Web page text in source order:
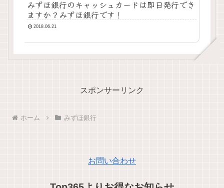
みずほ銀行のキャッシュカードは即日発行でき
ますか？みずほ銀行です！
2018.06.21
スポンサーリンク
ホーム みずほ銀行
お問い合わせ